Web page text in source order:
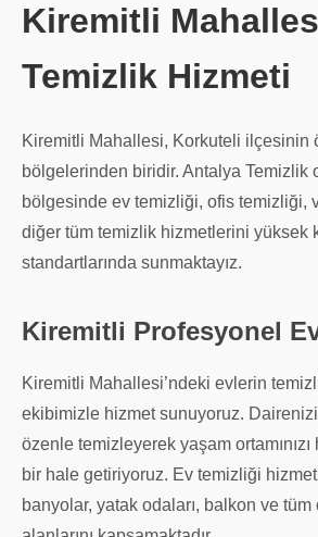
Kiremitli
Temizlik Hizmeti
Kiremitli Mahallesi, Korkuteli ilçesinin
bölgelerinden biridir. Antalya Temizlik
bölgesinde ev temizliği, ofis temizliği,
diğer tüm temizlik hizmetlerini yüksek
standartlarında sunmaktayız.
Kiremitli Profesyonel
Kiremitli Mahallesi’ndeki evlerin
ekibimizle hizmet sunuyoruz.
özenle temizleyerek yaşam
bir hale getiriyoruz. Ev temizliği
banyolar, yatak odaları, balkon ve tüm